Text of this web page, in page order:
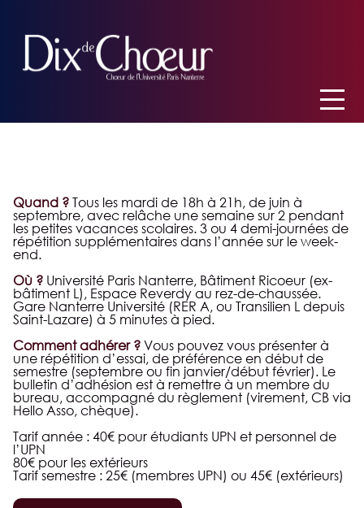
Quand ?Tous les mardi de 18h à 21h, de juin à
septembre, avec relâche une semaine sur 2 pendant
les petites vacances scolaires. 3 ou 4 demi-journées de
répétition supplémentaires dans l’année sur le week-
end.
Où ? Université Paris Nanterre, Bâtiment Ricoeur (ex-
bâtiment L), Espace Reverdy au rez-de-chaussée.
Gare Nanterre Université (RER A, ou Transilien L depuis
Saint-Lazare) à 5 minutes à pied.
Comment adhérer ?Vous pouvez vous présenter à
une répétition d’essai, de préférence en début de
semestre (septembre ou fin janvier/début février). Le
bulletin d’adhésion est à remettre à un membre du
bureau, accompagné du règlement (virement, CB via
Hello Asso, chèque).
Tarif année : 40€ pour étudiants UPN et personnel de
l’UPN
80€ pour les extérieurs
Tarif semestre : 25€ (membres UPN) ou 45€ (extérieurs)